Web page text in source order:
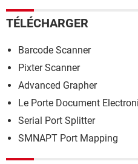
TÉLÉCHARGER
Barcode Scanner
Pixter Scanner
Advanced Grapher
Le Porte Document
Serial Port Splitter
SMNAPT Port Mapping